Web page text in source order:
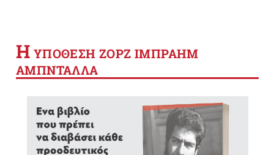
Η YΠΟΘΕΣΗ ΖΟΡΖ ΙΜΠΡΑΗΜ
ΑΜΠΝΤΑΛΛΑ